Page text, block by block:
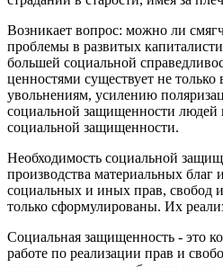
Возникает вопрос: можно ли
проблемы в развитых
большей социальной
ценностями существует не
увольнениям, усилению
социальной защищенности людей
социальной защищенности.
Необходимость социальной
производства материальных благ
социальных и иных прав, свобод
только сформулированы. Их
Социальная защищенность - это
работе по реализации прав и